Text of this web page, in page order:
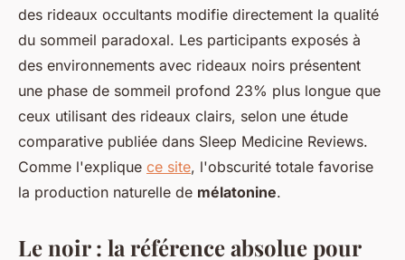
des rideaux occultants modifie directement la qualité
du sommeil paradoxal. Les participants exposés à
des environnements avec rideaux noirs présentent
une phase de sommeil profond 23% plus longue que
ceux utilisant des rideaux clairs, selon une étude
comparative publiée dans Sleep Medicine Reviews.
Comme l'explique ce site, l'obscurité totale favorise
la production naturelle de mélatonine.
Le noir : la référence absolue pour